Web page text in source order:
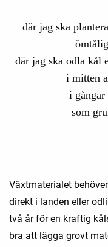
där jag ska
där jag ska odla kål
i mitten
i gångar
som
Växtmaterialet
direkt i landen eller
två år för en kraftig
bra att lägga grovt